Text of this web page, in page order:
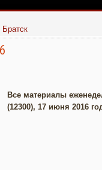
Братск
Все материалы
(12300), 17 июня 2016